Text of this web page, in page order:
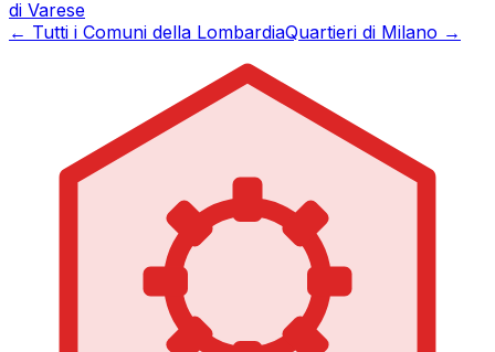
di Varese
← Tutti i Comuni della LombardiaQuartieri di Milano →